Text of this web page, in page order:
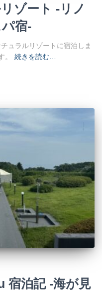
ゾート -リノ
宿-
ュラルリゾートに宿泊しま
。
続きを読む…
宿泊記 -海が見